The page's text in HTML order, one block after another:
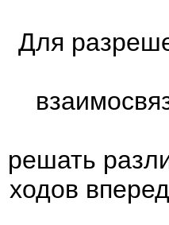
Для
решать
ходов